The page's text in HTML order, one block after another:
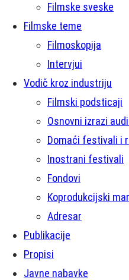
Filmske sveske
Filmske teme
Filmoskopija
Intervjui
Vodič kroz industriju
Filmski podsticaji
Osnovni izrazi
Domaći festivali i
Inostrani festivali
Fondovi
Koprodukcijski
Adresar
Publikacije
Propisi
Javne nabavke